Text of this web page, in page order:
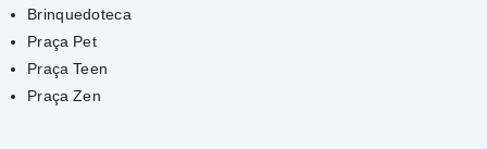
Brinquedoteca
Praça Pet
Praça Teen
Praça Zen